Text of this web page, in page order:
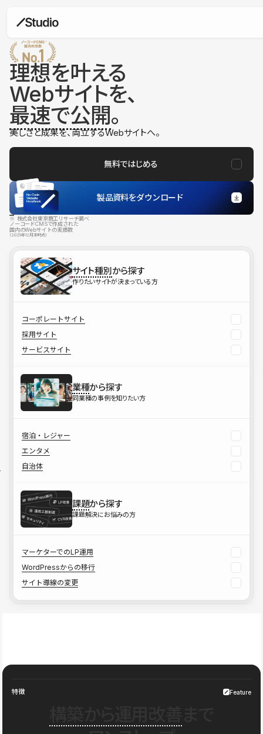
理想を叶える
Webサイトを、
最速で公開。
美しさと成果を、両立するWebサイトへ。
無料ではじめる
製品資料をダウンロード
※ 株式会社東京商工リサーチ調べ
ノーコードCMSで作成された
国内のWebサイトの実績数
（2025年12月末時点）
サイト種別から探す
作りたいサイトが決まっている方
コーポレートサイト
採用サイト
サービスサイト
業種から探す
同業種の事例を知りたい方
宿泊・レジャー
エンタメ
自治体
課題から探す
課題解決にお悩みの方
マーケターでのLP運用
WordPressからの移行
サイト導線の変更
特徴 Feature